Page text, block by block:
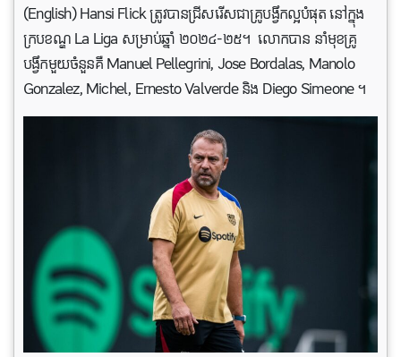
(English) Hansi Flick ត្រូវបានជ្រីសរើសជាគ្រូបង្វឹកល្អបំផុត នៅក្នុង
ក្របខណ្ឌ La Liga សម្រាប់ឆ្នាំ ២០២៤-២៥។ លោកបាន នាំមុខគ្រូ
បង្វឹកមួយចំនួនគឺ Manuel Pellegrini, Jose Bordalas, Manolo
Gonzalez, Michel, Ernesto Valverde និង Diego Simeone ។